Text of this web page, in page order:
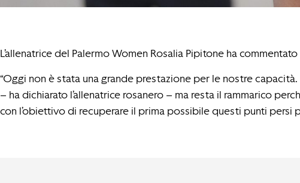
L’allenatrice del Palermo Women Rosalia Pipitone ha
“Oggi non è stata una grande prestazione per le nostre
– ha dichiarato l’allenatrice rosanero – ma resta il rammarico
con l’obiettivo di recuperare il prima possibile questi punti persi